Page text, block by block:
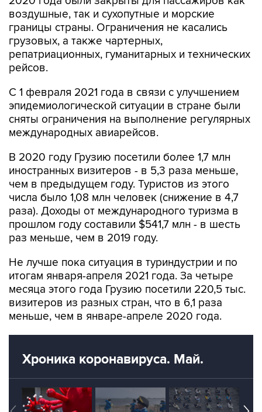
воздушные, так и сухопутные и морские
границы страны. Ограничения не касались
грузовых, а также чартерных,
репатриационных, гуманитарных и технических
рейсов.
С 1 февраля 2021 года в связи с улучшением
эпидемиологической ситуации в стране были
сняты ограничения на выполнение регулярных
международных авиарейсов.
В 2020 году Грузию посетили более 1,7 млн
иностранных визитеров - в 5,3 раза меньше,
чем в предыдущем году. Туристов из этого
числа было 1,08 млн человек (снижение в 4,7
раза). Доходы от международного туризма в
прошлом году составили $541,7 млн - в шесть
раз меньше, чем в 2019 году.
Не лучше пока ситуация в туриндустрии и по
итогам января-апреля 2021 года. За четыре
месяца этого года Грузию посетили 220,5 тыс.
визитеров из разных стран, что в 6,1 раза
меньше, чем в январе-апреле 2020 года.
Хроника коронавируса. Май.